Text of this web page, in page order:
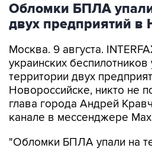
Обломки БПЛА
двух предприятий в
Москва. 9 августа.
украинских беспилотников
территории двух
Новороссийске, никто не
глава города Андрей
канале в мессенджере
"Обломки БПЛА упали на